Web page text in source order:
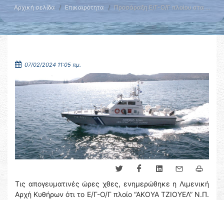
Αρχική σελίδα Επικαιρότητα Προσάραξη Ε/Γ-Ο/Γ πλοίου στα …
07/02/2024 11:05 πμ.
Τις απογευματινές ώρες χθες, ενημερώθηκε η Λιμενική
Αρχή Κυθήρων ότι το Ε/Γ-Ο/Γ πλοίο “ΑΚΟΥΑ ΤΖΙΟΥΕΛ” Ν.Π.